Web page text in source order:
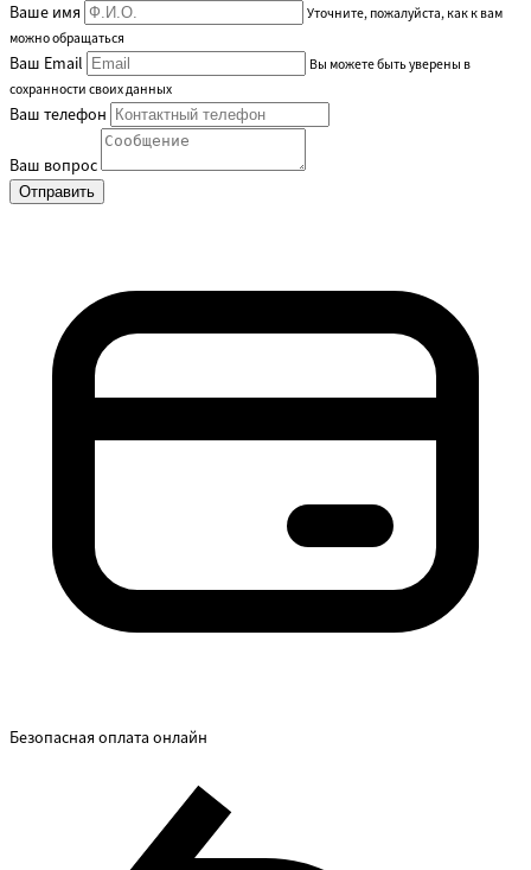
Ваше имя
Уточните, пожалуйста, как к вам
можно обращаться
Ваш Email
Вы можете быть уверены в
сохранности своих данных
Ваш телефон
Ваш вопрос
Безопасная оплата онлайн